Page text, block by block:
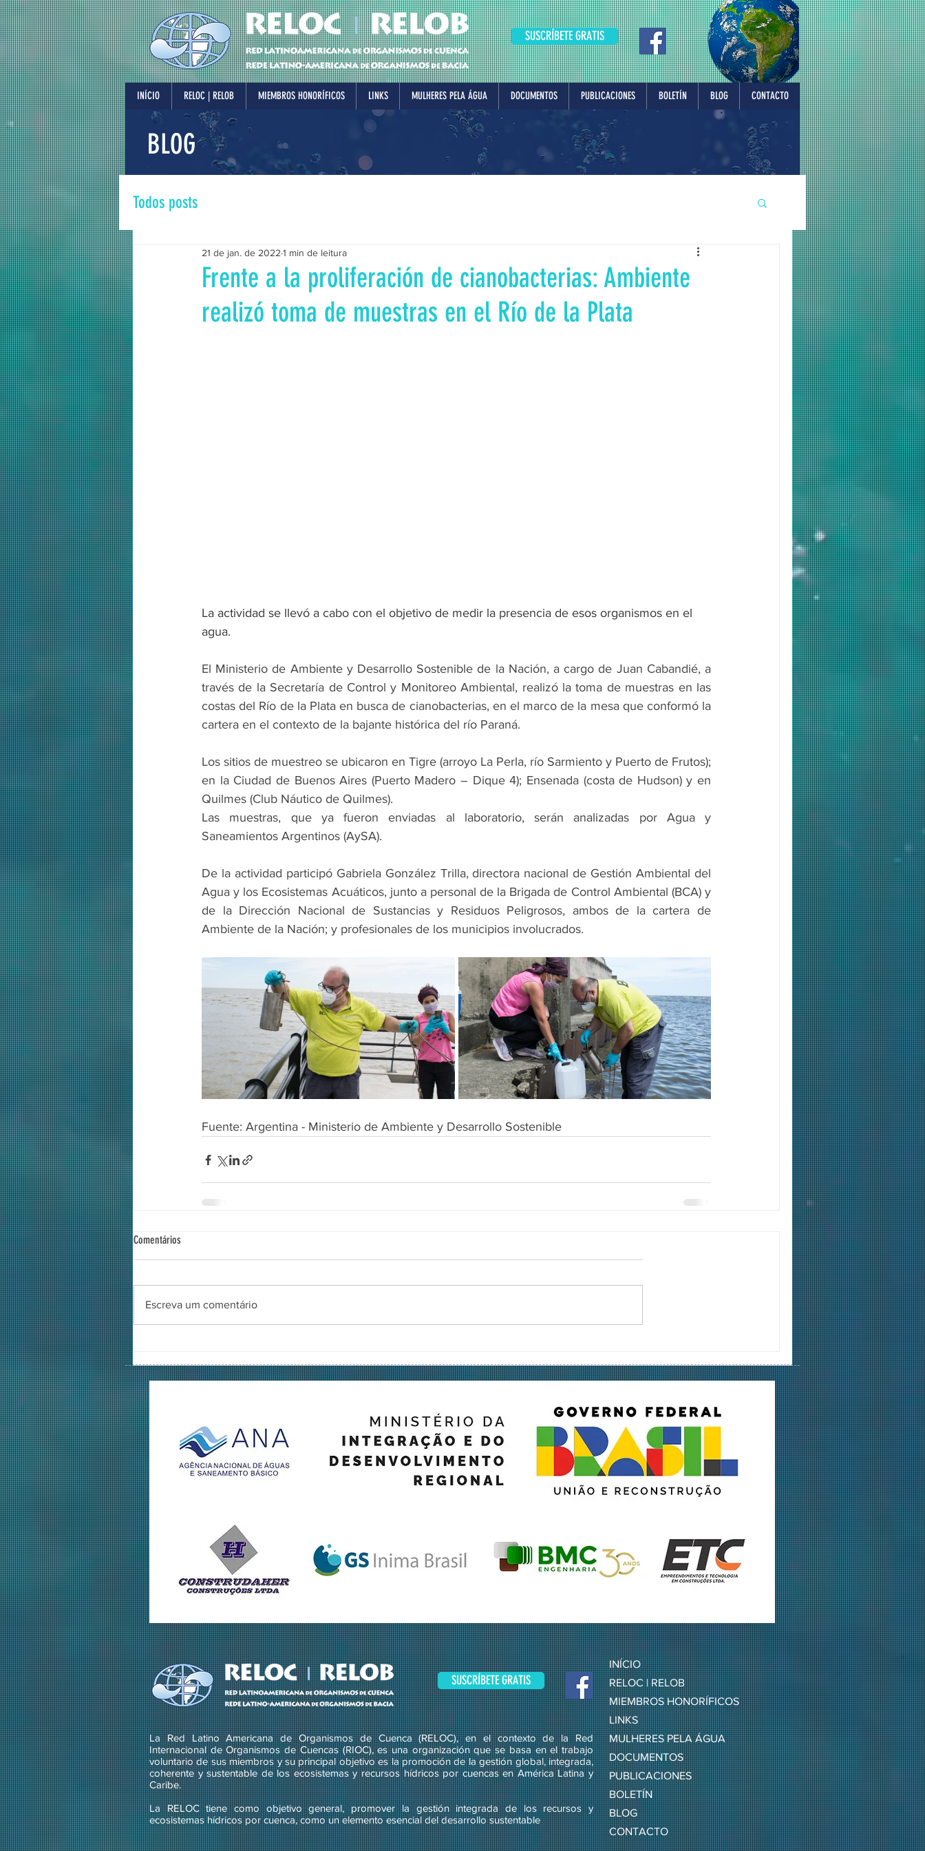
SUSCRÍBETE GRATIS
INÍCIO RELOC | RELOB MIEMBROS HONORÍFICOS LINKS MULHERES PELA ÁGUA DOCUMENTOS PUBLICACIONES BOLETÍN BLOG CONTACTO
BLOG
Todos posts
Frente a la proliferación de cianobacterias: Ambiente
realizó toma de muestras en el Río de la Plata
21 de jan. de 2022 1 min de leitura
La actividad se llevó a cabo con el objetivo de medir la presencia de esos organismos en el
agua.
El Ministerio de Ambiente y Desarrollo Sostenible de la Nación, a cargo de Juan Cabandié, a
través de la Secretaría de Control y Monitoreo Ambiental, realizó la toma de muestras en las
costas del Río de la Plata en busca de cianobacterias, en el marco de la mesa que conformó la
cartera en el contexto de la bajante histórica del río Paraná.
Los sitios de muestreo se ubicaron en Tigre (arroyo La Perla, río Sarmiento y Puerto de Frutos);
en la Ciudad de Buenos Aires (Puerto Madero – Dique 4); Ensenada (costa de Hudson) y en
Quilmes (Club Náutico de Quilmes).
Las muestras, que ya fueron enviadas al laboratorio, serán analizadas por Agua y
Saneamientos Argentinos (AySA).
De la actividad participó Gabriela González Trilla, directora nacional de Gestión Ambiental del
Agua y los Ecosistemas Acuáticos, junto a personal de la Brigada de Control Ambiental (BCA) y
de la Dirección Nacional de Sustancias y Residuos Peligrosos, ambos de la cartera de
Ambiente de la Nación; y profesionales de los municipios involucrados.
Fuente: Argentina - Ministerio de Ambiente y Desarrollo Sostenible
Comentários
Escreva um comentário
SUSCRÍBETE GRATIS
La Red Latino Americana de Organismos de Cuenca (RELOC), en el contexto de la Red
Internacional de Organismos de Cuencas (RIOC), es una organización que se basa en el trabajo
voluntario de sus miembros y su principal objetivo es la promoción de la gestión global, integrada,
coherente y sustentable de los ecosistemas y recursos hídricos por cuencas en América Latina y
Caribe.
La RELOC tiene como objetivo general, promover la gestión integrada de los recursos y
ecosistemas hídricos por cuenca, como un elemento esencial del desarrollo sustentable
INÍCIO
RELOC | RELOB
MIEMBROS HONORÍFICOS
LINKS
MULHERES PELA ÁGUA
DOCUMENTOS
PUBLICACIONES
BOLETÍN
BLOG
CONTACTO